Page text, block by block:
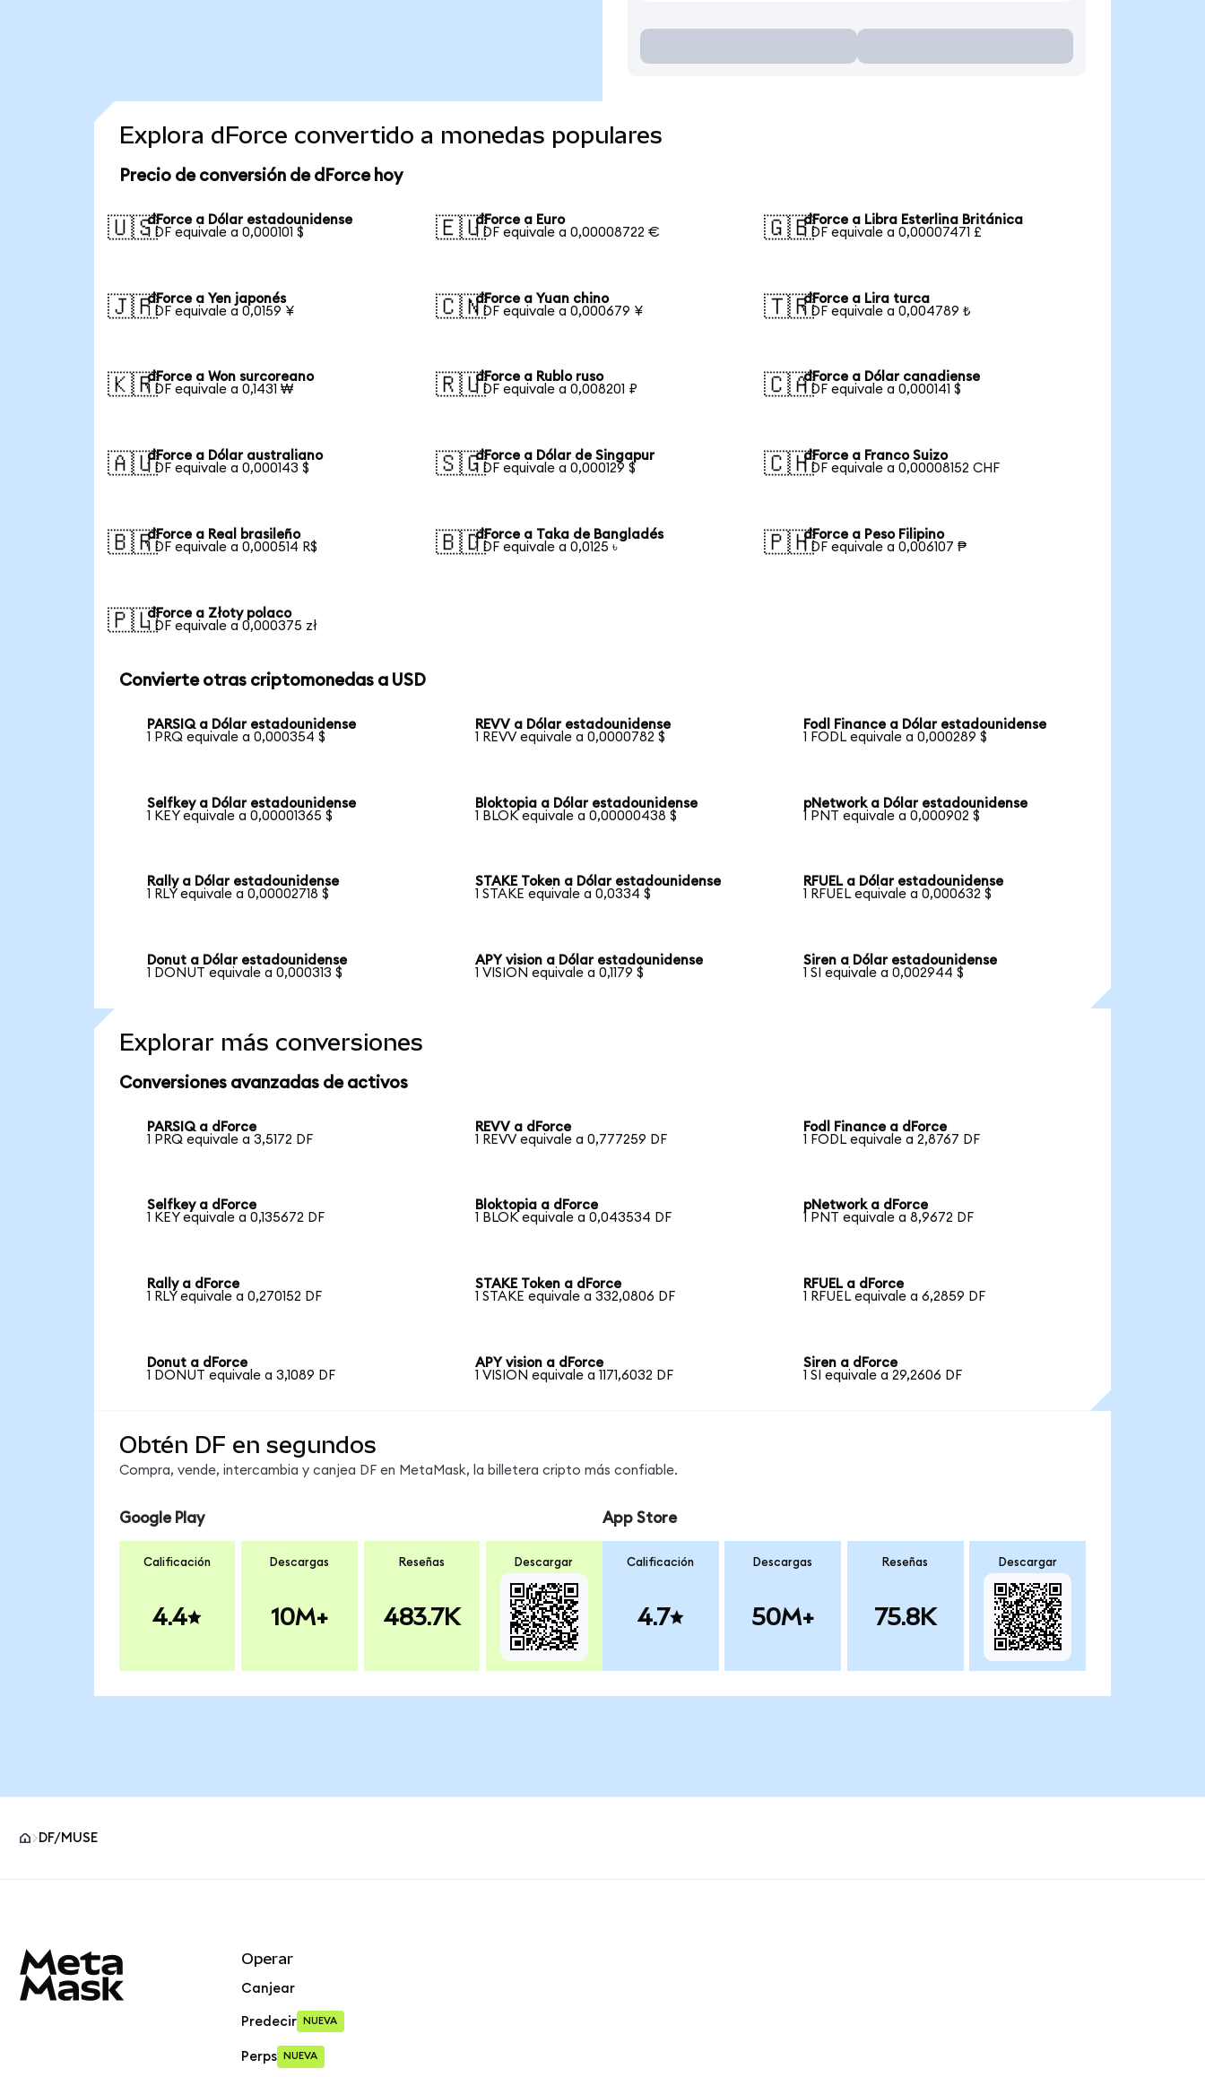
Explora dForce convertido a monedas populares
Precio de conversión de dForce hoy
🇺🇸dForce a Dólar estadounidense
1 DF equivale a 0,000101 $
🇪🇺dForce a Euro
1 DF equivale a 0,00008722 €
🇬🇧dForce a Libra Esterlina Británica
1 DF equivale a 0,00007471 £
🇯🇵dForce a Yen japonés
1 DF equivale a 0,0159 ¥
🇨🇳dForce a Yuan chino
1 DF equivale a 0,000679 ¥
🇹🇷dForce a Lira turca
1 DF equivale a 0,004789 ₺
🇰🇷dForce a Won surcoreano
1 DF equivale a 0,1431 ₩
🇷🇺dForce a Rublo ruso
1 DF equivale a 0,008201 ₽
🇨🇦dForce a Dólar canadiense
1 DF equivale a 0,000141 $
🇦🇺dForce a Dólar australiano
1 DF equivale a 0,000143 $
🇸🇬dForce a Dólar de Singapur
1 DF equivale a 0,000129 $
🇨🇭dForce a Franco Suizo
1 DF equivale a 0,00008152 CHF
🇧🇷dForce a Real brasileño
1 DF equivale a 0,000514 R$
🇧🇩dForce a Taka de Bangladés
1 DF equivale a 0,0125 ৳
🇵🇭dForce a Peso Filipino
1 DF equivale a 0,006107 ₱
🇵🇱dForce a Złoty polaco
1 DF equivale a 0,000375 zł
Convierte otras criptomonedas a USD
PARSIQ a Dólar estadounidense
1 PRQ equivale a 0,000354 $
REVV a Dólar estadounidense
1 REVV equivale a 0,0000782 $
Fodl Finance a Dólar estadounidense
1 FODL equivale a 0,000289 $
Selfkey a Dólar estadounidense
1 KEY equivale a 0,00001365 $
Bloktopia a Dólar estadounidense
1 BLOK equivale a 0,00000438 $
pNetwork a Dólar estadounidense
1 PNT equivale a 0,000902 $
Rally a Dólar estadounidense
1 RLY equivale a 0,00002718 $
STAKE Token a Dólar estadounidense
1 STAKE equivale a 0,0334 $
RFUEL a Dólar estadounidense
1 RFUEL equivale a 0,000632 $
Donut a Dólar estadounidense
1 DONUT equivale a 0,000313 $
APY vision a Dólar estadounidense
1 VISION equivale a 0,1179 $
Siren a Dólar estadounidense
1 SI equivale a 0,002944 $
Explorar más conversiones
Conversiones avanzadas de activos
PARSIQ a dForce
1 PRQ equivale a 3,5172 DF
REVV a dForce
1 REVV equivale a 0,777259 DF
Fodl Finance a dForce
1 FODL equivale a 2,8767 DF
Selfkey a dForce
1 KEY equivale a 0,135672 DF
Bloktopia a dForce
1 BLOK equivale a 0,043534 DF
pNetwork a dForce
1 PNT equivale a 8,9672 DF
Rally a dForce
1 RLY equivale a 0,270152 DF
STAKE Token a dForce
1 STAKE equivale a 332,0806 DF
RFUEL a dForce
1 RFUEL equivale a 6,2859 DF
Donut a dForce
1 DONUT equivale a 3,1089 DF
APY vision a dForce
1 VISION equivale a 1171,6032 DF
Siren a dForce
1 SI equivale a 29,2606 DF
Obtén DF en segundos
Compra, vende, intercambia y canjea DF en MetaMask, la billetera cripto más confiable.
Google Play
Calificación
4.4
Descargas
10M+
Reseñas
483.7K
Descargar
App Store
Calificación
4.7
Descargas
50M+
Reseñas
75.8K
Descargar
DF/MUSE
Operar
Canjear
Predecir NUEVA
Perps NUEVA